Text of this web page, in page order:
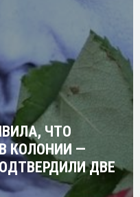
ЧТО
КОЛОНИИ —
ДВЕ